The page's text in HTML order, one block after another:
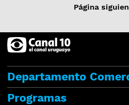
Página
Departamento
Programas